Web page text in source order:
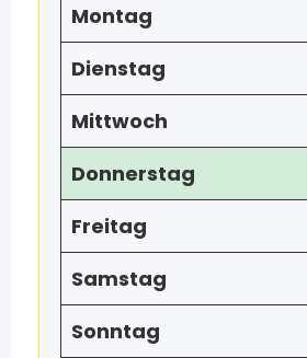
Montag
Dienstag
Mittwoch
Donnerstag
Freitag
Samstag
Sonntag